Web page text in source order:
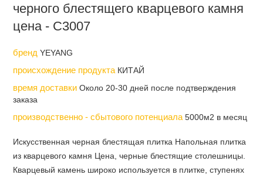
черного блестящего кварцевого камня
цена - C3007
брендYEYANG
происхождение продукта КИТАЙ
время доставкиОколо 20-30 дней после подтверждения
заказа
производственно - сбытового потенциала5000м2 в месяц
Искусственная черная блестящая плитка Напольная плитка
из кварцевого камня Цена, черные блестящие столешницы.
Кварцевый камень широко используется в плитке, ступенях